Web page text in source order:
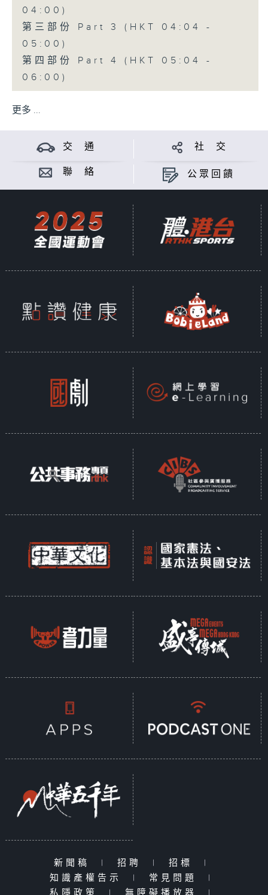
04:00)
第三部份 Part 3 (HKT 04:04 -
05:00)
第四部份 Part 4 (HKT 05:04 -
06:00)
更多 ...
交 通 社 交
聯 絡 公眾回饋
新聞稿 | 招聘 | 招標
|
知識產權告示
| 常見問題
|
私隱政策
| 無障礙播放器 |